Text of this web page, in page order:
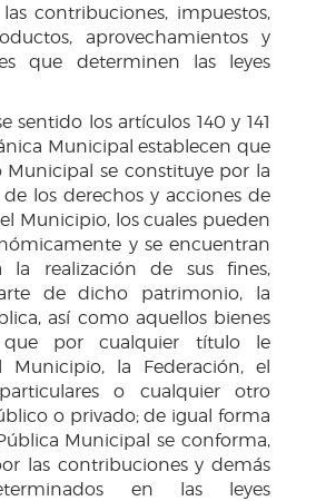
contribuciones, impuestos,
aprovechamientos y
que determinen las leyes
sentido los artículos 140 y 141
Municipal establecen que
se constituye por la
los derechos y acciones de
Municipio, los cuales pueden
y se encuentran
la realización de sus fines,
de dicho patrimonio, la
así como aquellos bienes
por cualquier título le
Municipio, la Federación, el
o cualquier otro
o privado; de igual forma
Municipal se conforma,
las contribuciones y demás
en las leyes